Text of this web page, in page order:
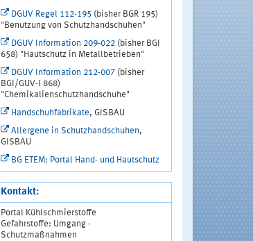
DGUV Regel 112-195(bisher BGR 195)
"Benutzung von Schutzhandschuhen"
DGUV Information 209-022(bisher BGI
658) "Hautschutz in Metallbetrieben"
DGUV Information 212-007(bisher
BGI/GUV-I 868)
"Chemikalienschutzhandschuhe"
Handschuhfabrikate, GISBAU
Allergene in Schutzhandschuhen,
GISBAU
BG ETEM: Portal Hand- und Hautschutz
Kontakt:
Portal Kühlschmierstoffe
Gefahrstoffe: Umgang -
Schutzmaßnahmen